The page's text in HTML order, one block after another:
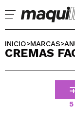
Ya soy
INICIO>MARCAS>
CREMAS
5